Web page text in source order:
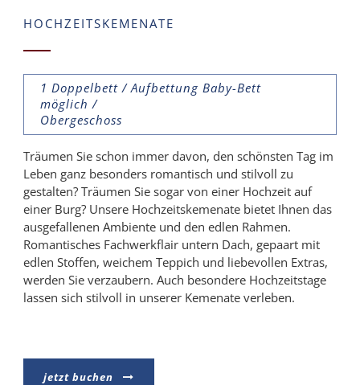
HOCHZEITSKEMENATE
1 Doppelbett / Aufbettung Baby-Bett
möglich /
Obergeschoss
Träumen Sie schon immer davon, den schönsten Tag im
Leben ganz besonders romantisch und stilvoll zu
gestalten? Träumen Sie sogar von einer Hochzeit auf
einer Burg? Unsere Hochzeitskemenate bietet Ihnen das
ausgefallenen Ambiente und den edlen Rahmen.
Romantisches Fachwerkflair untern Dach, gepaart mit
edlen Stoffen, weichem Teppich und liebevollen Extras,
werden Sie verzaubern. Auch besondere Hochzeitstage
lassen sich stilvoll in unserer Kemenate verleben.
jetzt buchen